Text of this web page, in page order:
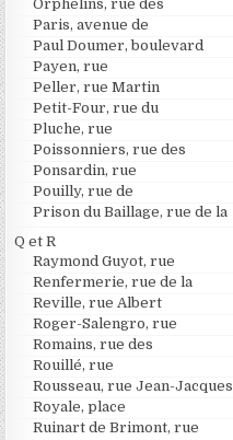
Orphelins, rue des
Paris, avenue de
Paul Doumer, boulevard
Payen, rue
Peller, rue Martin
Petit-Four, rue du
Pluche, rue
Poissonniers, rue des
Ponsardin, rue
Pouilly, rue de
Prison du Baillage, rue de la
Q et R
Raymond Guyot, rue
Renfermerie, rue de la
Reville, rue Albert
Roger-Salengro, rue
Romains, rue des
Rouillé, rue
Rousseau, rue Jean-Jacques
Royale, place
Ruinart de Brimont, rue